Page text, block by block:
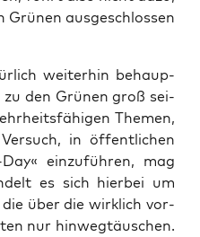
aus­ge­schlos­sen
wei­ter­hin behaup­
den Grü­nen groß sei­
The­men,
in öffent­li­chen
ein­zu­füh­ren, mag
es sich hier­bei um
über die wirk­lich vor­
nur hin­weg­täu­schen.